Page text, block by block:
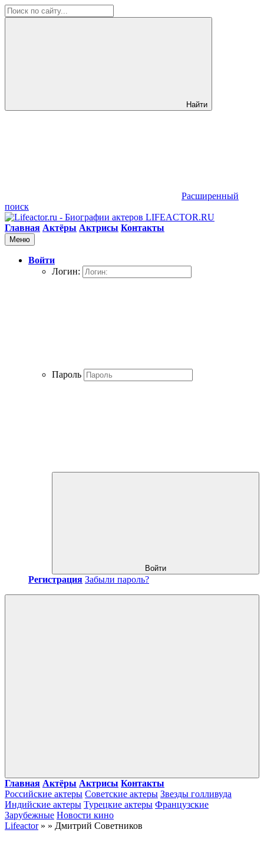
Найти
Расширенный
поиск
LIFEACTOR.RU
Главная Актёры Актрисы Контакты
Меню
Войти
Логин:
Пароль
Войти
Регистрация Забыли пароль?
Главная Актёры Актрисы Контакты
Российские актеры Советские актеры Звезды голливуда
Индийские актеры Турецкие актеры Французские
Зарубежные Новости кино
Lifeactor» » Дмитрий Советников